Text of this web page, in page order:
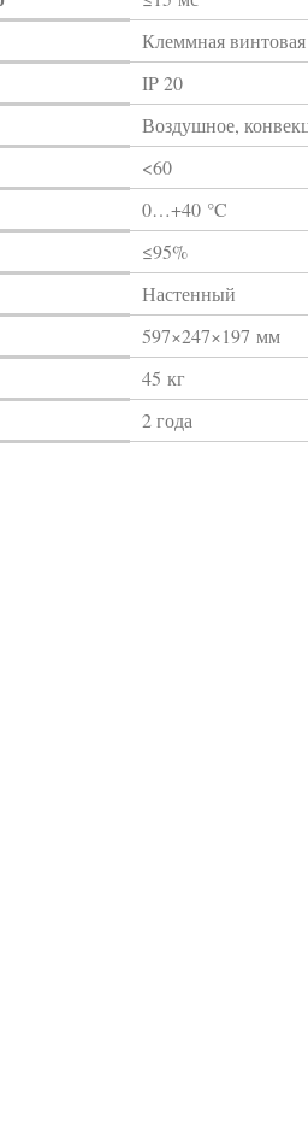
Клеммная
IP 20
Воздушное,
<60
0…+40 °C
≤95%
Настенный
597×247×197 мм
45 кг
2 года